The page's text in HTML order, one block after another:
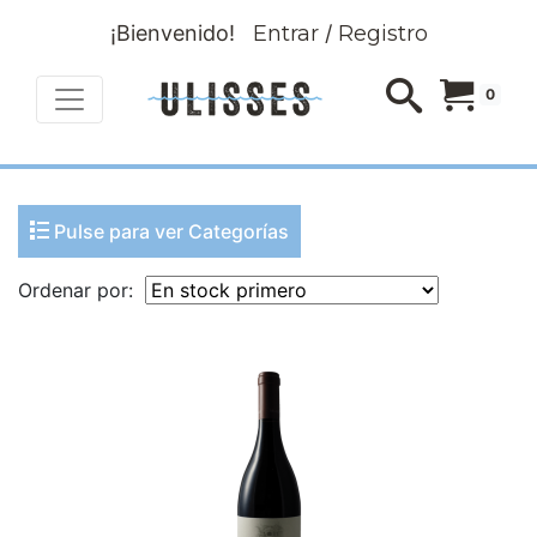
¡Bienvenido! Entrar/ Registro
0
Pulse para ver Categorías
Ordenar por: